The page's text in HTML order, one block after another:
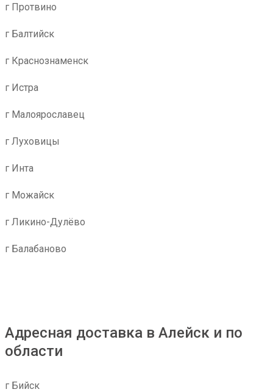
г Протвино
г Балтийск
г Краснознаменск
г Истра
г Малоярославец
г Луховицы
г Инта
г Можайск
г Ликино-Дулёво
г Балабаново
Адресная доставка в Алейск и по
области
г Бийск